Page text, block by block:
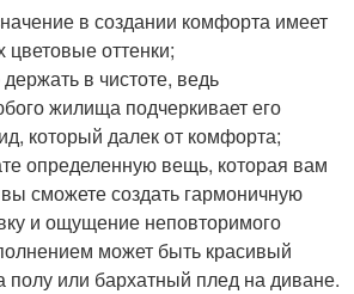
в создании комфорта имеет
цветовые оттенки;
в чистоте, ведь
жилища подчеркивает его
который далек от комфорта;
определенную вещь, которая вам
сможете создать гармоничную
и ощущение неповторимого
может быть красивый
полу или бархатный плед на диване.